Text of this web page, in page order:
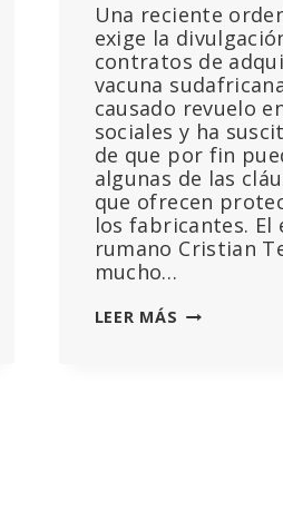
Una reciente
exige la
contratos de
vacuna
causado revuelo
sociales y ha
de que por fin
algunas de las
que ofrecen
los fabricantes.
rumano Cristian
mucho…
LEER MÁS EL